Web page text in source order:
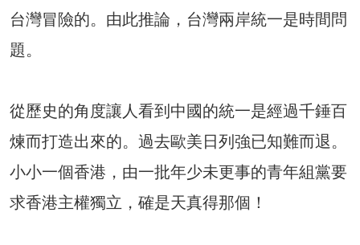
台灣冒險的。由此推論，台灣兩岸統一是時間問
題。
從歷史的角度讓人看到中國的統一是經過千錘百
煉而打造出來的。過去歐美日列強已知難而退。
小小一個香港，由一批年少未更事的青年組黨要
求香港主權獨立，確是天真得那個！